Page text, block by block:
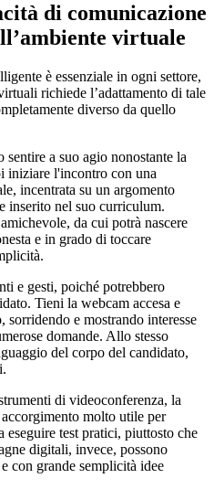
di comunicazione
virtuale
è essenziale in ogni settore,
richiede l’adattamento di tale
diverso da quello
a suo agio nonostante la
iniziare l'incontro con una
incentrata su un argomento
inserito nel suo curriculum.
da cui potrà nascere
e in grado di toccare
e gesti, poiché potrebbero
Tieni la webcam accesa e
sorridendo e mostrando interesse
domande. Allo stesso
del corpo del candidato,
di videoconferenza, la
molto utile per
eseguire test pratici, piuttosto che
digitali, invece, possono
con grande semplicità idee